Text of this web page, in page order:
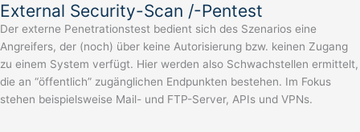
External Security-Scan /-Pentest
Der externe Penetrationstest bedient sich des Szenarios eine
Angreifers, der (noch) über keine Autorisierung bzw. keinen Zugang
zu einem System verfügt. Hier werden also Schwachstellen ermittelt,
die an “öffentlich” zugänglichen Endpunkten bestehen. Im Fokus
stehen beispielsweise Mail- und FTP-Server, APIs und VPNs.